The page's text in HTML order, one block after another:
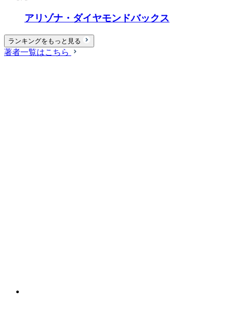
アリゾナ・ダイヤモンドバックス
ランキングをもっと見る
著者一覧はこちら